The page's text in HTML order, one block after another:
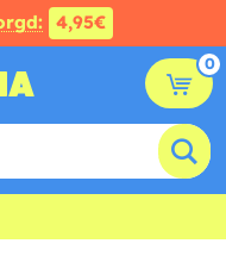
4,95€
0